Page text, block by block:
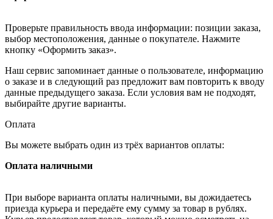
Проверьте правильность ввода информации: позиции заказа,
выбор местоположения, данные о покупателе. Нажмите
кнопку «Оформить заказ».
Наш сервис запоминает данные о пользователе, информацию
о заказе и в следующий раз предложит вам повторить к вводу
данные предыдущего заказа. Если условия вам не подходят,
выбирайте другие варианты.
Оплата
Вы можете выбрать один из трёх вариантов оплаты:
Оплата наличными
При выборе варианта оплаты наличными, вы дожидаетесь
приезда курьера и передаёте ему сумму за товар в рублях.